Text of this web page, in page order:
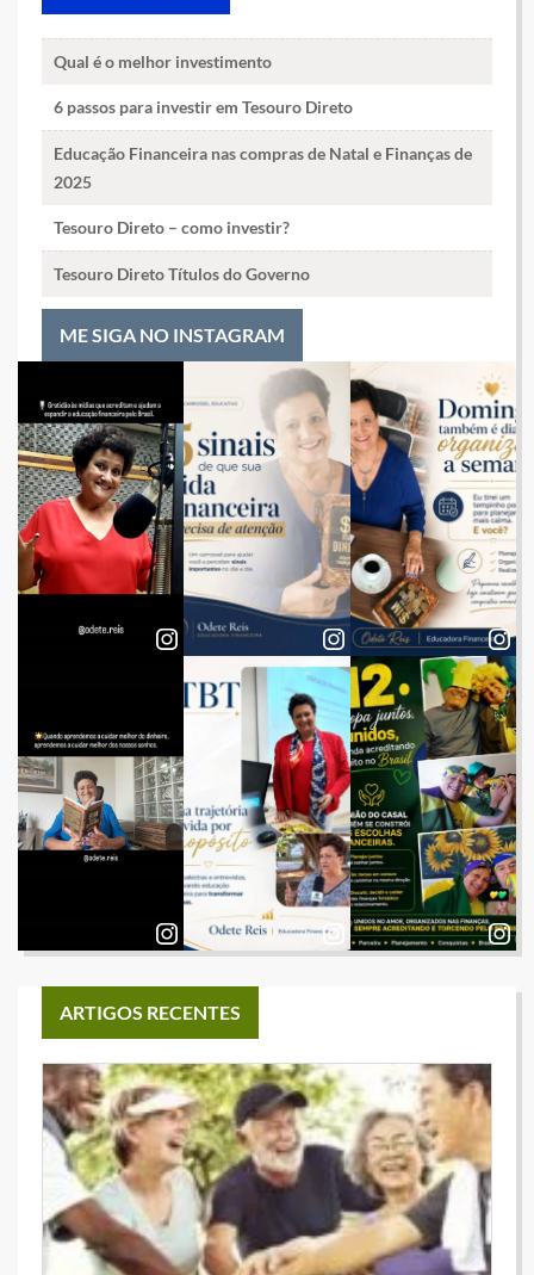
Qual é o melhor investimento
6 passos para investir em Tesouro Direto
Educação Financeira nas compras de Natal e Finanças de
2025
Tesouro Direto – como investir?
Tesouro Direto Títulos do Governo
ME SIGA NO INSTAGRAM
ARTIGOS RECENTES